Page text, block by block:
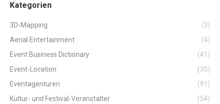
Kategorien
3D-Mapping
(3)
Aerial Entertainment
(4)
Event Business Dictionary
(41)
Event-Location
(30)
Eventagenturen
(91)
Kultur- und Festival-Veranstalter
(54)